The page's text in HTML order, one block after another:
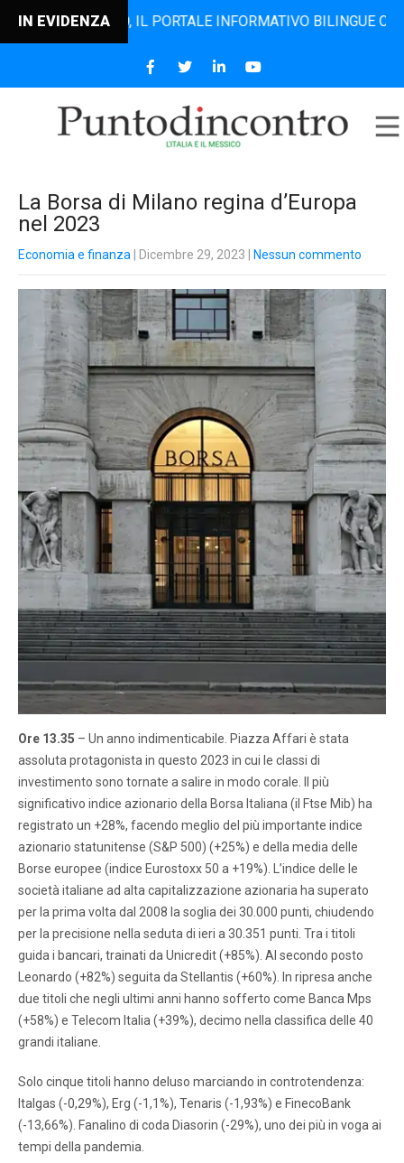
IN EVIDENZAIL PORTALE INFORMATIVO BILINGUE CHE
La Borsa di Milano regina d’Europa
nel 2023
Economia e finanza | Dicembre 29, 2023 Nessun commento
Ore 13.35 – Un anno indimenticabile. Piazza Affari è stata
assoluta protagonista in questo 2023 in cui le classi di
investimento sono tornate a salire in modo corale. Il più
significativo indice azionario della Borsa Italiana (il Ftse Mib) ha
registrato un +28%, facendo meglio del più importante indice
azionario statunitense (S&P 500) (+25%) e della media delle
Borse europee (indice Eurostoxx 50 a +19%). L’indice delle le
società italiane ad alta capitalizzazione azionaria ha superato
per la prima volta dal 2008 la soglia dei 30.000 punti, chiudendo
per la precisione nella seduta di ieri a 30.351 punti. Tra i titoli
guida i bancari, trainati da Unicredit (+85%). Al secondo posto
Leonardo (+82%) seguita da Stellantis (+60%). In ripresa anche
due titoli che negli ultimi anni hanno sofferto come Banca Mps
(+58%) e Telecom Italia (+39%), decimo nella classifica delle 40
grandi italiane.
Solo cinque titoli hanno deluso marciando in controtendenza:
Italgas (-0,29%), Erg (-1,1%), Tenaris (-1,93%) e FinecoBank
(-13,66%). Fanalino di coda Diasorin (-29%), uno dei più in voga ai
tempi della pandemia.